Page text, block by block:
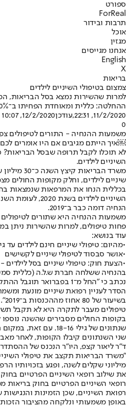
ספורט
ForReal
תרבות ובידור
אוכל
מגזין
אנחנו מגייסים
English
X
בריאות
צמצום בטיפולי השיניים לילדים
למרות שהשירות נמצא בסל הבריאות,
ההחלטה: כללית ומאוחדת הפחיתו ב־20% את טיפולי השיניים לילדים
11/2/2020, 22:31
,עודכן12/2/2020, 10:07
0
משמעות ההנחיה - התורים לטיפולים
￼איך הייתם מגיבים אם היו אומרים
לא תוכלו לקבל תרופה שבסל הבריאות?
השיניים לילדים.
משרד
שיניים לילדים, וחלק מקופות החולים
השיניים לילדים
הנחיה דומה כבר ב־2019.
משמעות ההנחיה היא שתורים לטיפולים
פחות טיפולים, למרות שהשירות ניתן
עוד בנושא:
•מהיום: טיפולי שיניים חינם לילדים עד גיל
•אושר סבסוד לטיפולי שיניים לקשישים
•הצעת חוק: טיפולי שיניים בסל לילדים
בהנחיה ששלחה חברת ש.ל.ה (כללית
נכתב כי "החל מ־1
הסדר לעניין רפואת שיניים מונעת
טיפולים מעבר לתקרה היא לא תקבל
בקופות החולים מסבירים שהשנה נוספו
שני השנתונים קיבלו הקופות, לאחר מאבק, 50 מיליון
ד"ר ליאור קצפ, היו"ר הנכנס של
"משרד הבריאות תקצב את טיפולי
מיליוני שקלים לשנה, ופגע בזכויותיו
את שילוב רופאי השיניים הפרטיים
רופאי השיניים הפרטיים בחוק בריאות
רפואת השיניים, שכן הזמינות והנגישות
באופן משמעותי ונלקחה מהציבור